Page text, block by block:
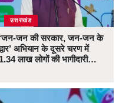
उत्तराखंड
‘जन-जन की सरकार, जन-जन के
अभियान के दूसरे चरण में
1.34 लाख लोगों की भागीदारी…